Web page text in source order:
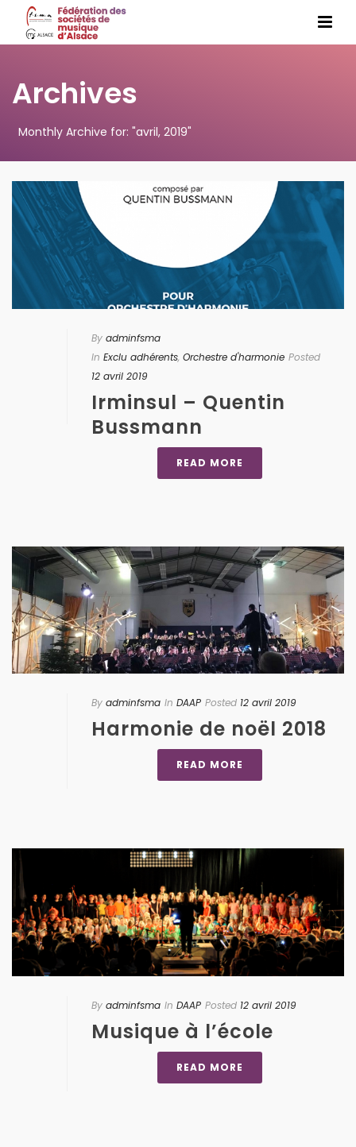
Archives
Monthly Archive for: "avril, 2019"
By adminfsma
In Exclu adhérents, Orchestre d'harmonie Posted
12 avril 2019
Irminsul – Quentin
Bussmann
READ MORE
By adminfsma In DAAP Posted 12 avril 2019
Harmonie de noël 2018
READ MORE
By adminfsma In DAAP Posted 12 avril 2019
Musique à l’école
READ MORE